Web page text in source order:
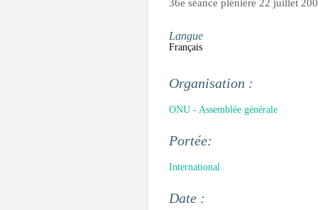
36e séance plénière 22 juillet
Langue
Français
Organisation :
ONU - Assemblée générale
Portée:
International
Date :